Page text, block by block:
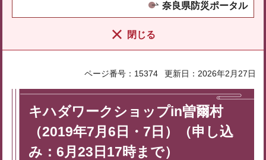
奈良県防災ポータル
閉じる
ページ番号：15374 更新日：2026年2月27日
キハダワークショップin曽爾村
（2019年7月6日・7日）（申し込
み：6月23日17時まで）